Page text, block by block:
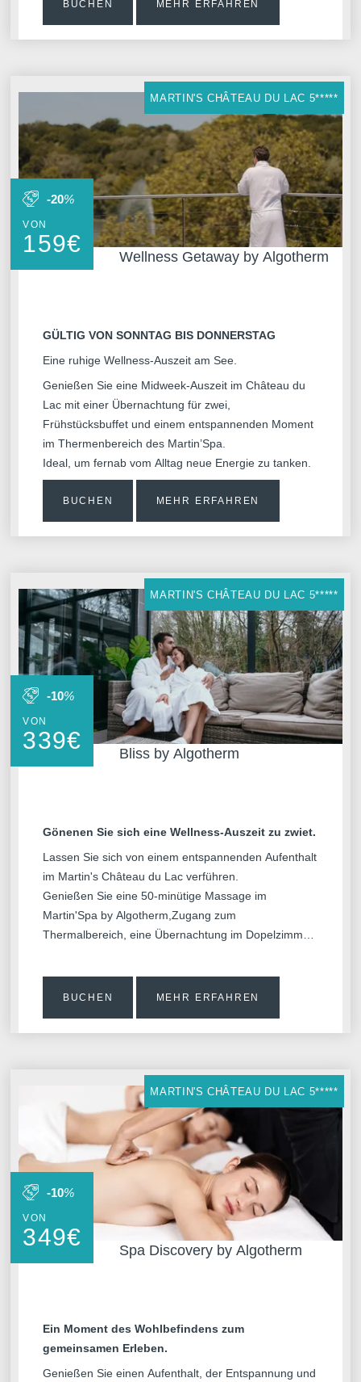
BUCHEN MEHR ERFAHREN
Wellness Getaway by Algotherm
VON
159€
-20%
MARTIN'S CHÂTEAU DU LAC 5*****
GÜLTIG VON SONNTAG BIS DONNERSTAG
Eine ruhige Wellness-Auszeit am See.
Genießen Sie eine Midweek-Auszeit im Château du
Lac mit einer Übernachtung für zwei,
Frühstücksbuffet und einem entspannenden Moment
im Thermenbereich des Martin’Spa.
Ideal, um fernab vom Alltag neue Energie zu tanken.
BUCHEN MEHR ERFAHREN
Bliss by Algotherm
VON
339€
-10%
MARTIN'S CHÂTEAU DU LAC 5*****
Gönenen Sie sich eine Wellness-Auszeit zu zwiet.
Lassen Sie sich von einem entspannenden Aufenthalt
im Martin's Château du Lac verführen.
Genießen Sie eine 50-minütige Massage im
Martin'Spa by Algotherm,Zugang zum
Thermalbereich, eine Übernachtung im Dopelzimmer
BUCHEN MEHR ERFAHREN
Spa Discovery by Algotherm
VON
349€
-10%
MARTIN'S CHÂTEAU DU LAC 5*****
Ein Moment des Wohlbefindens zum
gemeinsamen Erleben.
Genießen Sie einen Aufenthalt, der Entspannung und
Startseite
Zimmer
Angebote
Galerie
Kontakt